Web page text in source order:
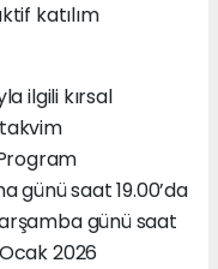
katılım
ilgili kırsal
günü saat 19.00’da
günü saat
2026